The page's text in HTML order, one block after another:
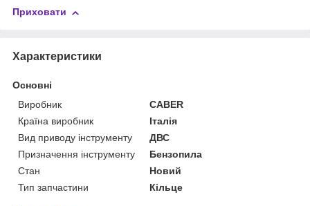
Приховати
Характеристики
Основні
Виробник
CABER
Країна виробник
Італія
Вид приводу інструменту
ДВС
Призначення інструменту
Бензопила
Стан
Новий
Тип запчастини
Кільце